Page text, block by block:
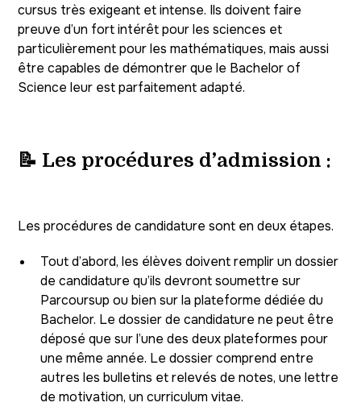
cursus très exigeant et intense. Ils doivent faire
preuve d’un fort intérêt pour les sciences et
particulièrement pour les mathématiques, mais aussi
être capables de démontrer que le Bachelor of
Science leur est parfaitement adapté.
📝 Les procédures d’admission :
Les procédures de candidature sont en deux étapes.
Tout d’abord, les élèves doivent remplir un dossier
de candidature qu’ils devront soumettre sur
Parcoursup ou bien sur la plateforme dédiée du
Bachelor. Le dossier de candidature ne peut être
déposé que sur l’une des deux plateformes pour
une même année. Le dossier comprend entre
autres les bulletins et relevés de notes, une lettre
de motivation, un curriculum vitae.